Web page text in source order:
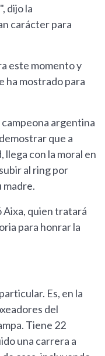
dijo la
carácter para
este momento y
ha mostrado para
campeona argentina
que a
llega con la moral en
al ring por
madre.
Aixa, quien tratará
para honrar la
Es, en la
del
Tiene 22
una carrera a